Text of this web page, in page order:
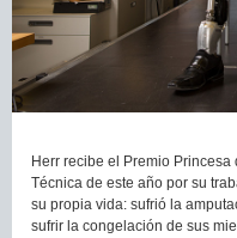
Herr recibe el Premio
Técnica de este año por su
su propia vida: sufrió la
sufrir la congelación de sus